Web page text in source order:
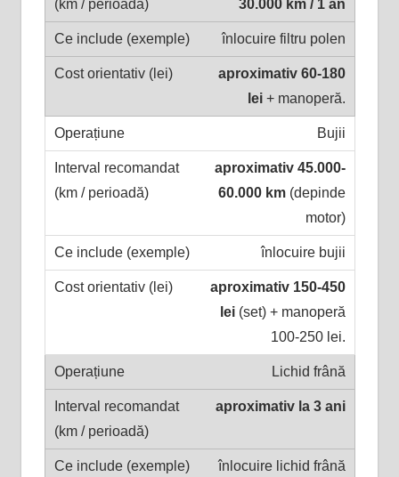
30.000 km / 1 an
înlocuire filtru polen
aproximativ 60-180
lei+ manoperă.
Bujii
aproximativ 45.000-
60.000 km(depinde
motor)
înlocuire bujii
aproximativ 150-450
lei(set) + manoperă
100-250 lei.
Lichid frână
aproximativ la 3 ani
înlocuire lichid frână